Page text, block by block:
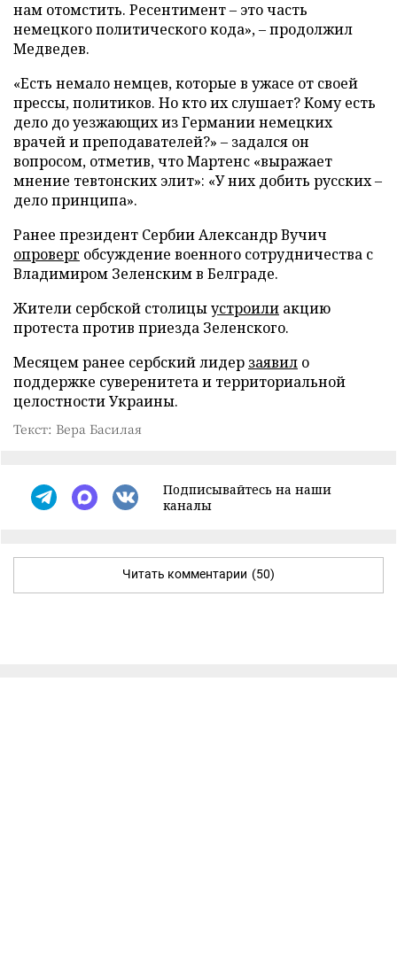
нам отомстить. Ресентимент – это часть
немецкого политического кода», – продолжил
Медведев.
«Есть немало немцев, которые в ужасе от своей
прессы, политиков. Но кто их слушает? Кому есть
дело до уезжающих из Германии немецких
врачей и преподавателей?» – задался он
вопросом, отметив, что Мартенс «выражает
мнение тевтонских элит»: «У них добить русских –
дело принципа».
Ранее президент Сербии Александр Вучич
опроверг обсуждение военного сотрудничества с
Владимиром Зеленским в Белграде.
Жители сербской столицыустроили акцию
протеста против приезда Зеленского.
Месяцем ранее сербский лидер заявил о
поддержке суверенитета и территориальной
целостности Украины.
Текст: Вера Басилая
Подписывайтесь на наши
каналы
Читать комментарии (50)